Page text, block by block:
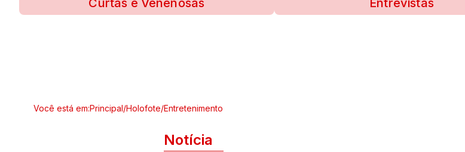
Curtas e Venenosas Entrevistas
Você está em:Principal/Holofote/Entretenimento
Notícia